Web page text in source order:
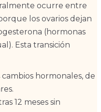
ocurre entre
los ovarios dejan
(hormonas
Esta transición
cambios hormonales, de
12 meses sin